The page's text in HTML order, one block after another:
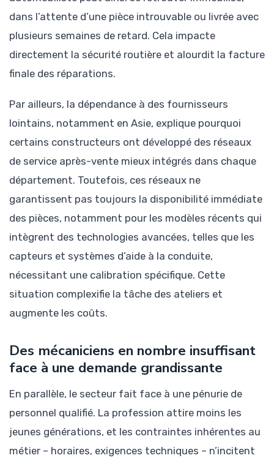
dans l’attente d’une pièce introuvable ou livrée avec
plusieurs semaines de retard. Cela impacte
directement la sécurité routière et alourdit la facture
finale des réparations.
Par ailleurs, la dépendance à des fournisseurs
lointains, notamment en Asie, explique pourquoi
certains constructeurs ont développé des réseaux
de service après-vente mieux intégrés dans chaque
département. Toutefois, ces réseaux ne
garantissent pas toujours la disponibilité immédiate
des pièces, notamment pour les modèles récents qui
intègrent des technologies avancées, telles que les
capteurs et systèmes d’aide à la conduite,
nécessitant une calibration spécifique. Cette
situation complexifie la tâche des ateliers et
augmente les coûts.
Des mécaniciens en nombre insuffisant
face à une demande grandissante
En parallèle, le secteur fait face à une pénurie de
personnel qualifié. La profession attire moins les
jeunes générations, et les contraintes inhérentes au
métier – horaires, exigences techniques – n’incitent